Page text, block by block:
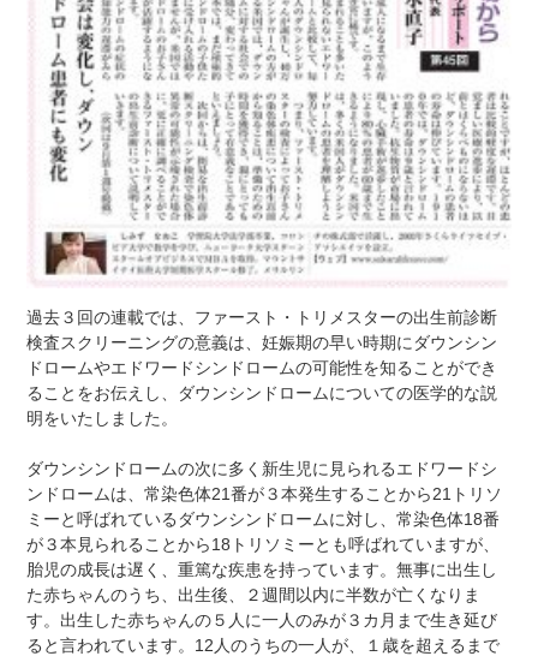
過去３回の連載では、ファースト・トリメスターの出生前診断
検査スクリーニングの意義は、妊娠期の早い時期にダウンシン
ドロームやエドワードシンドロームの可能性を知ることができ
ることをお伝えし、ダウンシンドロームについての医学的な説
明をいたしました。
ダウンシンドロームの次に多く新生児に見られるエドワードシ
ンドロームは、常染色体21番が３本発生することから21トリソ
ミーと呼ばれているダウンシンドロームに対し、常染色体18番
が３本見られることから18トリソミーとも呼ばれていますが、
胎児の成長は遅く、重篤な疾患を持っています。無事に出生し
た赤ちゃんのうち、出生後、２週間以内に半数が亡くなりま
す。出生した赤ちゃんの５人に一人のみが３カ月まで生き延び
ると言われています。12人のうちの一人が、１歳を超えるまで